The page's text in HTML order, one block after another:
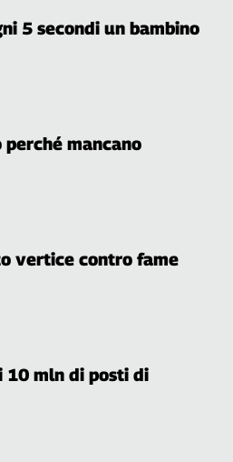
5 secondi un bambino
perché mancano
vertice contro fame
10 mln di posti di